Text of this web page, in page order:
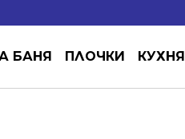
БАНЯ ПЛОЧКИ КУХНЯ